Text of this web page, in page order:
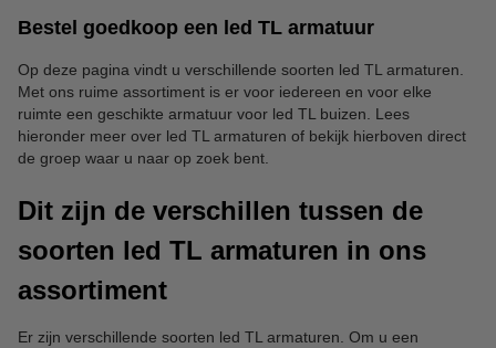
Bestel goedkoop een led TL armatuur
Op deze pagina vindt u verschillende soorten led TL armaturen.
Met ons ruime assortiment is er voor iedereen en voor elke
ruimte een geschikte armatuur voor led TL buizen. Lees
hieronder meer over led TL armaturen of bekijk hierboven direct
de groep waar u naar op zoek bent.
Dit zijn de verschillen tussen de
soorten led TL armaturen in ons
assortiment
Er zijn verschillende soorten led TL armaturen. Om u een